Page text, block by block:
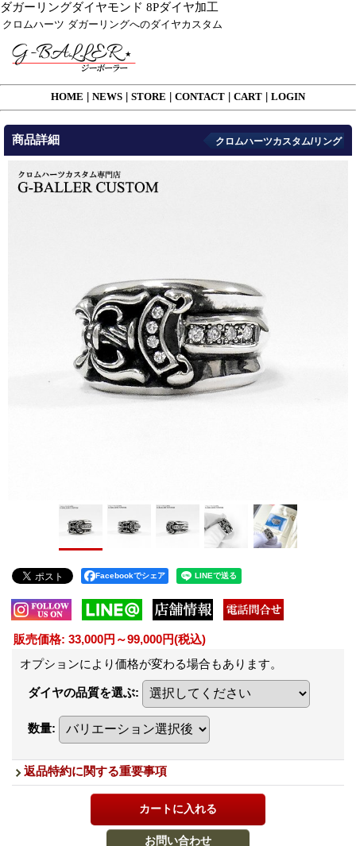
ダガーリングダイヤモンド 8Pダイヤ加工
クロムハーツ ダガーリングへのダイヤカスタム
HOME NEWS STORE CONTACT CART LOGIN
商品詳細 クロムハーツカスタム/リング
Facebookでシェア
販売価格: 33,000円～99,000円(税込)
オプションにより価格が変わる場合もあります。
ダイヤの品質を選ぶ:
数量:
返品特約に関する重要事項